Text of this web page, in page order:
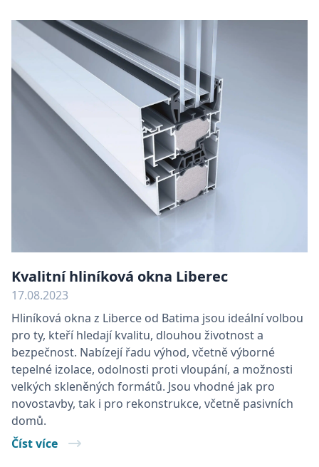
Kvalitní hliníková okna Liberec
17.08.2023
Hliníková okna z Liberce od Batima jsou ideální volbou
pro ty, kteří hledají kvalitu, dlouhou životnost a
bezpečnost. Nabízejí řadu výhod, včetně výborné
tepelné izolace, odolnosti proti vloupání, a možnosti
velkých skleněných formátů. Jsou vhodné jak pro
novostavby, tak i pro rekonstrukce, včetně pasivních
domů.
Číst více
NEZAŘAZENÉ SOUBORY
Nezbytně nutné soubory
Výkonové soubory
Soubory cílení
Funkční soubory
Nezařazené soubory
Nezbytně nutné soubory cookie umožňují
základní funkce webových stránek, jako je
přihlášení uživatele a správa účtu. Webové
stránky nelze bez nezbytně nutných souborů
cookie správně používat.
VISITOR_PRIVACY_METADATA